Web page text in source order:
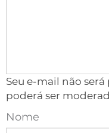
Seu e-mail não
poderá ser
Nome